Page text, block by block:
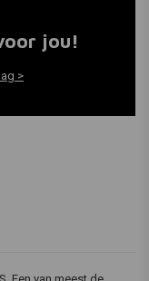
jou!
>